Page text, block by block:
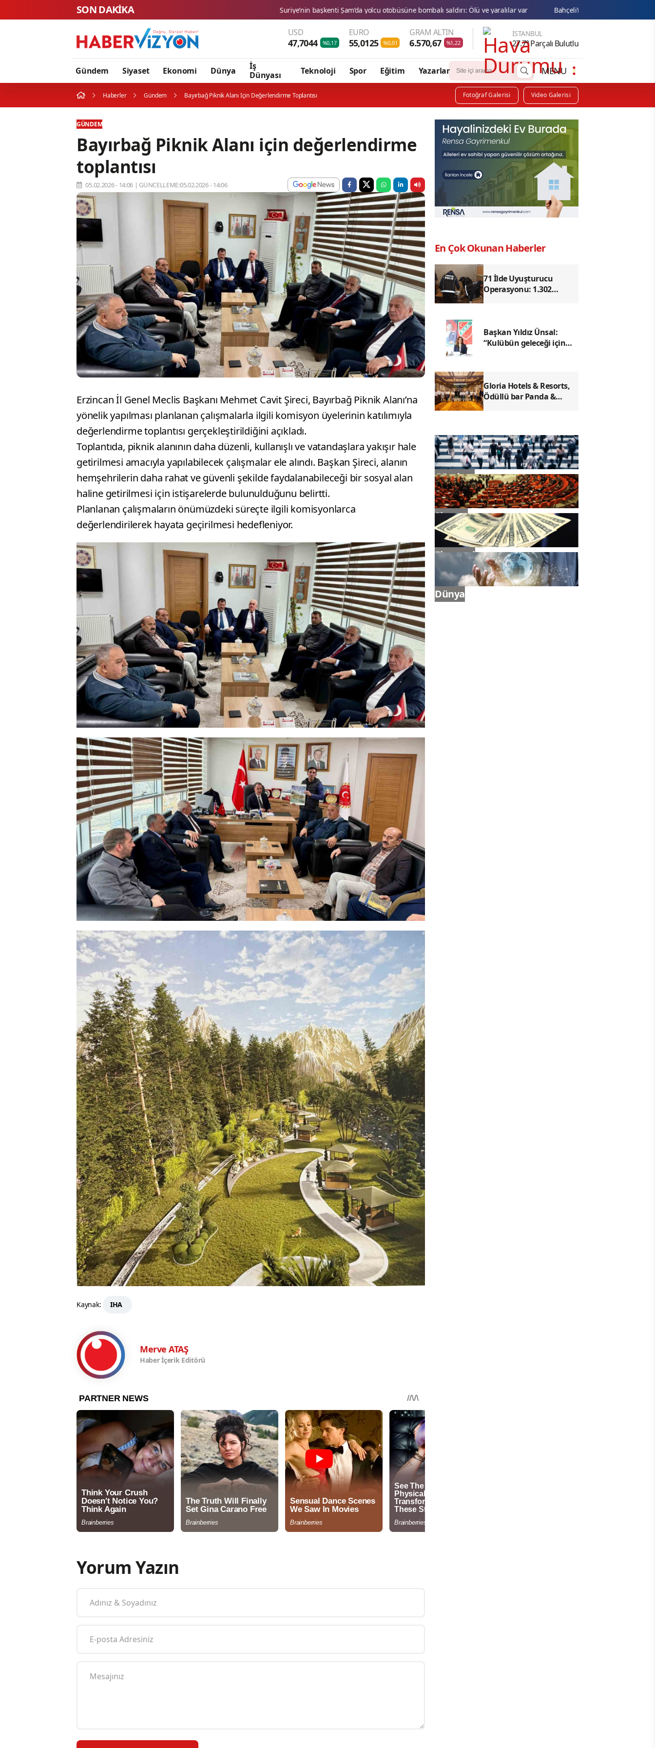
SON DAKİKA Suriye’nin başkenti Şam’da yolcu otobüsüne bombalı saldırı: Ölü ve yaralılar var Bahçeli’nin öncülüğündeki Terörsüz Türkiye
USD
47,7044 %0,17
EURO
55,0125 %0,01
GRAM ALTIN
6.570,67 %1,22
İSTANBUL
27.7° Parçalı Bulutlu
Gündem Siyaset Ekonomi Dünya
İş
Dünyası
Teknoloji Spor Eğitim Yazarlar MENU
Haberler Gündem Bayırbağ Piknik Alanı Için Değerlendirme Toplantısı Fotoğraf Galerisi Video Galerisi
GÜNDEM
Bayırbağ Piknik Alanı için değerlendirme
toplantısı
05.02.2026 - 14:06 | GÜNCELLEME:05.02.2026 - 14:06
Erzincan İl Genel Meclis Başkanı Mehmet Cavit Şireci, Bayırbağ Piknik Alanı’na
yönelik yapılması planlanan çalışmalarla ilgili komisyon üyelerinin katılımıyla
değerlendirme toplantısı gerçekleştirildiğini açıkladı.
Toplantıda, piknik alanının daha düzenli, kullanışlı ve vatandaşlara yakışır hale
getirilmesi amacıyla yapılabilecek çalışmalar ele alındı. Başkan Şireci, alanın
hemşehrilerin daha rahat ve güvenli şekilde faydalanabileceği bir sosyal alan
haline getirilmesi için istişarelerde bulunulduğunu belirtti.
Planlanan çalışmaların önümüzdeki süreçte ilgili komisyonlarca
değerlendirilerek hayata geçirilmesi hedefleniyor.
Kaynak: IHA
Merve ATAŞ
Haber İçerik Editörü
Yorum Yazın
En Çok Okunan Haberler
71 İlde Uyuşturucu
Operasyonu: 1.302
Başkan Yıldız Ünsal:
“Kulübün geleceği için
Gloria Hotels & Resorts,
Ödüllü bar Panda &
Gündem
Siyaset
Ekonomi
Dünya